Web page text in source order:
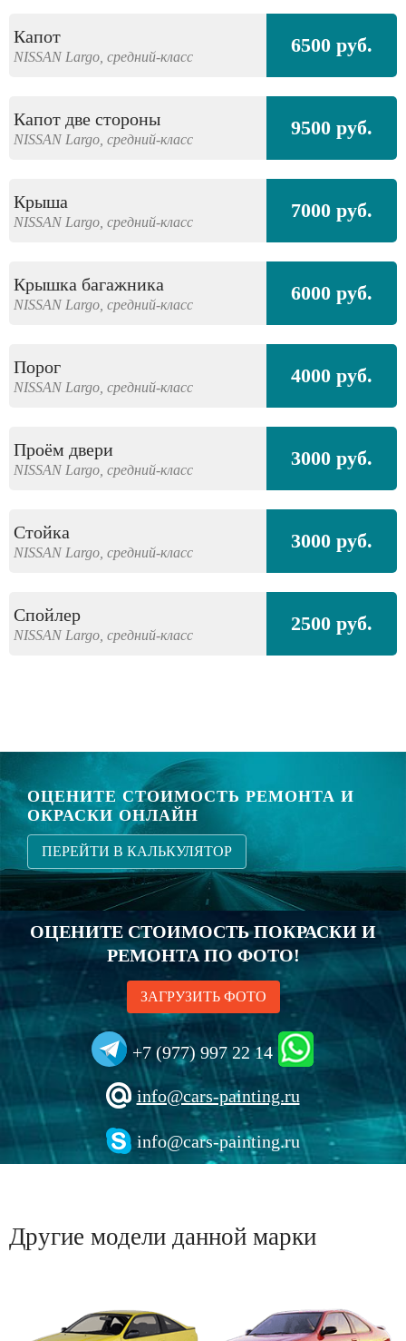
Капот
NISSAN Largo, средний-класс 6500 руб.
Капот две стороны
NISSAN Largo, средний-класс 9500 руб.
Крыша
NISSAN Largo, средний-класс 7000 руб.
Крышка багажника
NISSAN Largo, средний-класс 6000 руб.
Порог
NISSAN Largo, средний-класс 4000 руб.
Проём двери
NISSAN Largo, средний-класс 3000 руб.
Стойка
NISSAN Largo, средний-класс 3000 руб.
Спойлер
NISSAN Largo, средний-класс 2500 руб.
ОЦЕНИТЕ СТОИМОСТЬ РЕМОНТА И
ОКРАСКИ ОНЛАЙН
ПЕРЕЙТИ В КАЛЬКУЛЯТОР
ОЦЕНИТЕ СТОИМОСТЬ ПОКРАСКИ И
РЕМОНТА ПО ФОТО!
ЗАГРУЗИТЬ ФОТО
+7 (977) 997 22 14
info@cars-painting.ru
info@cars-painting.ru
Другие модели данной марки